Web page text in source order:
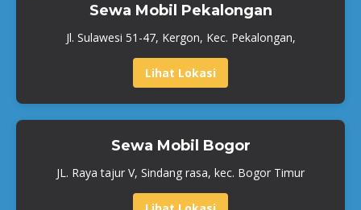
Sewa Mobil Pekalongan
Jl. Sulawesi 51-47, Kergon, Kec. Pekalongan,
Lihat Lokasi
Sewa Mobil Bogor
JL. Raya tajur V, Sindang rasa, kec. Bogor Timur